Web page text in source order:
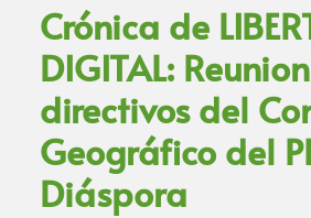
Crónica de
DIGITAL:
directivos del
Geográfico del
Diáspora